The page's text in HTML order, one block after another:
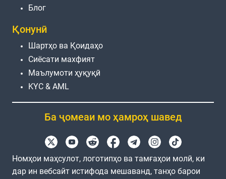
Блог
Қонунӣ
Шартҳо ва Қоидаҳо
Сиёсати махфият
Маълумоти ҳуқуқӣ
KYC & AML
Ба ҷомеаи мо ҳамроҳ шавед
Номҳои маҳсулот, логотипҳо ва тамғаҳои молӣ, ки
дар ин вебсайт истифода мешаванд, танҳо барои